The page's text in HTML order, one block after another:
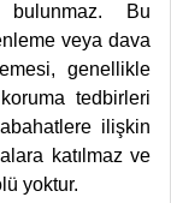
bulunmaz. Bu
veya dava
genellikle
tedbirleri
ilişkin
katılmaz ve
yoktur.